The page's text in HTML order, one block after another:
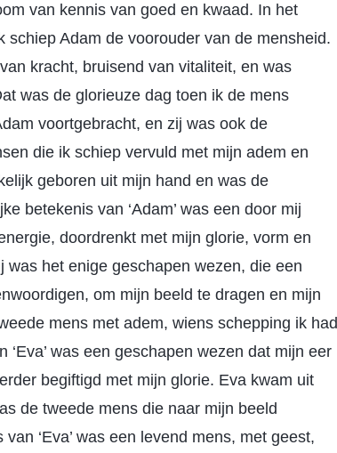
van kennis van goed en kwaad. In het
Adam de voorouder van de mensheid.
kracht, bruisend van vitaliteit, en was
was de glorieuze dag toen ik de mens
voortgebracht, en zij was ook de
die ik schiep vervuld met mijn adem en
geboren uit mijn hand en was de
betekenis van ‘Adam’ was een door mij
doordrenkt met mijn glorie, vorm en
het enige geschapen wezen, die een
om mijn beeld te dragen en mijn
mens met adem, wiens schepping ik had
was een geschapen wezen dat mijn eer
begiftigd met mijn glorie. Eva kwam uit
de tweede mens die naar mijn beeld
‘Eva’ was een levend mens, met geest,